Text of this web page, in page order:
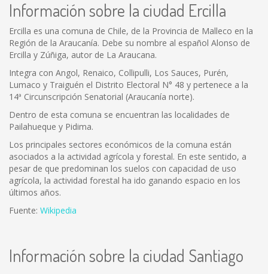
Información sobre la ciudad Ercilla
Ercilla es una comuna de Chile, de la Provincia de Malleco en la
Región de la Araucanía. Debe su nombre al español Alonso de
Ercilla y Zúñiga, autor de La Araucana.
Integra con Angol, Renaico, Collipulli, Los Sauces, Purén,
Lumaco y Traiguén el Distrito Electoral N° 48 y pertenece a la
14ª Circunscripción Senatorial (Araucanía norte).
Dentro de esta comuna se encuentran las localidades de
Pailahueque y Pidima.
Los principales sectores económicos de la comuna están
asociados a la actividad agrícola y forestal. En este sentido, a
pesar de que predominan los suelos con capacidad de uso
agrícola, la actividad forestal ha ido ganando espacio en los
últimos años.
Fuente: Wikipedia
Información sobre la ciudad Santiago